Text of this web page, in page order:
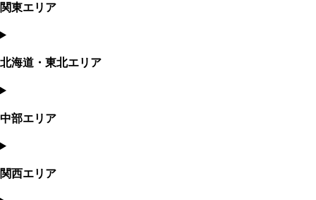
関東エリア
北海道・東北エリア
中部エリア
関西エリア